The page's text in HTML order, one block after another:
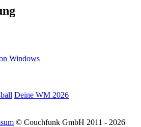
Windows
Deine WM 2026
© Couchfunk GmbH 2011 - 2026